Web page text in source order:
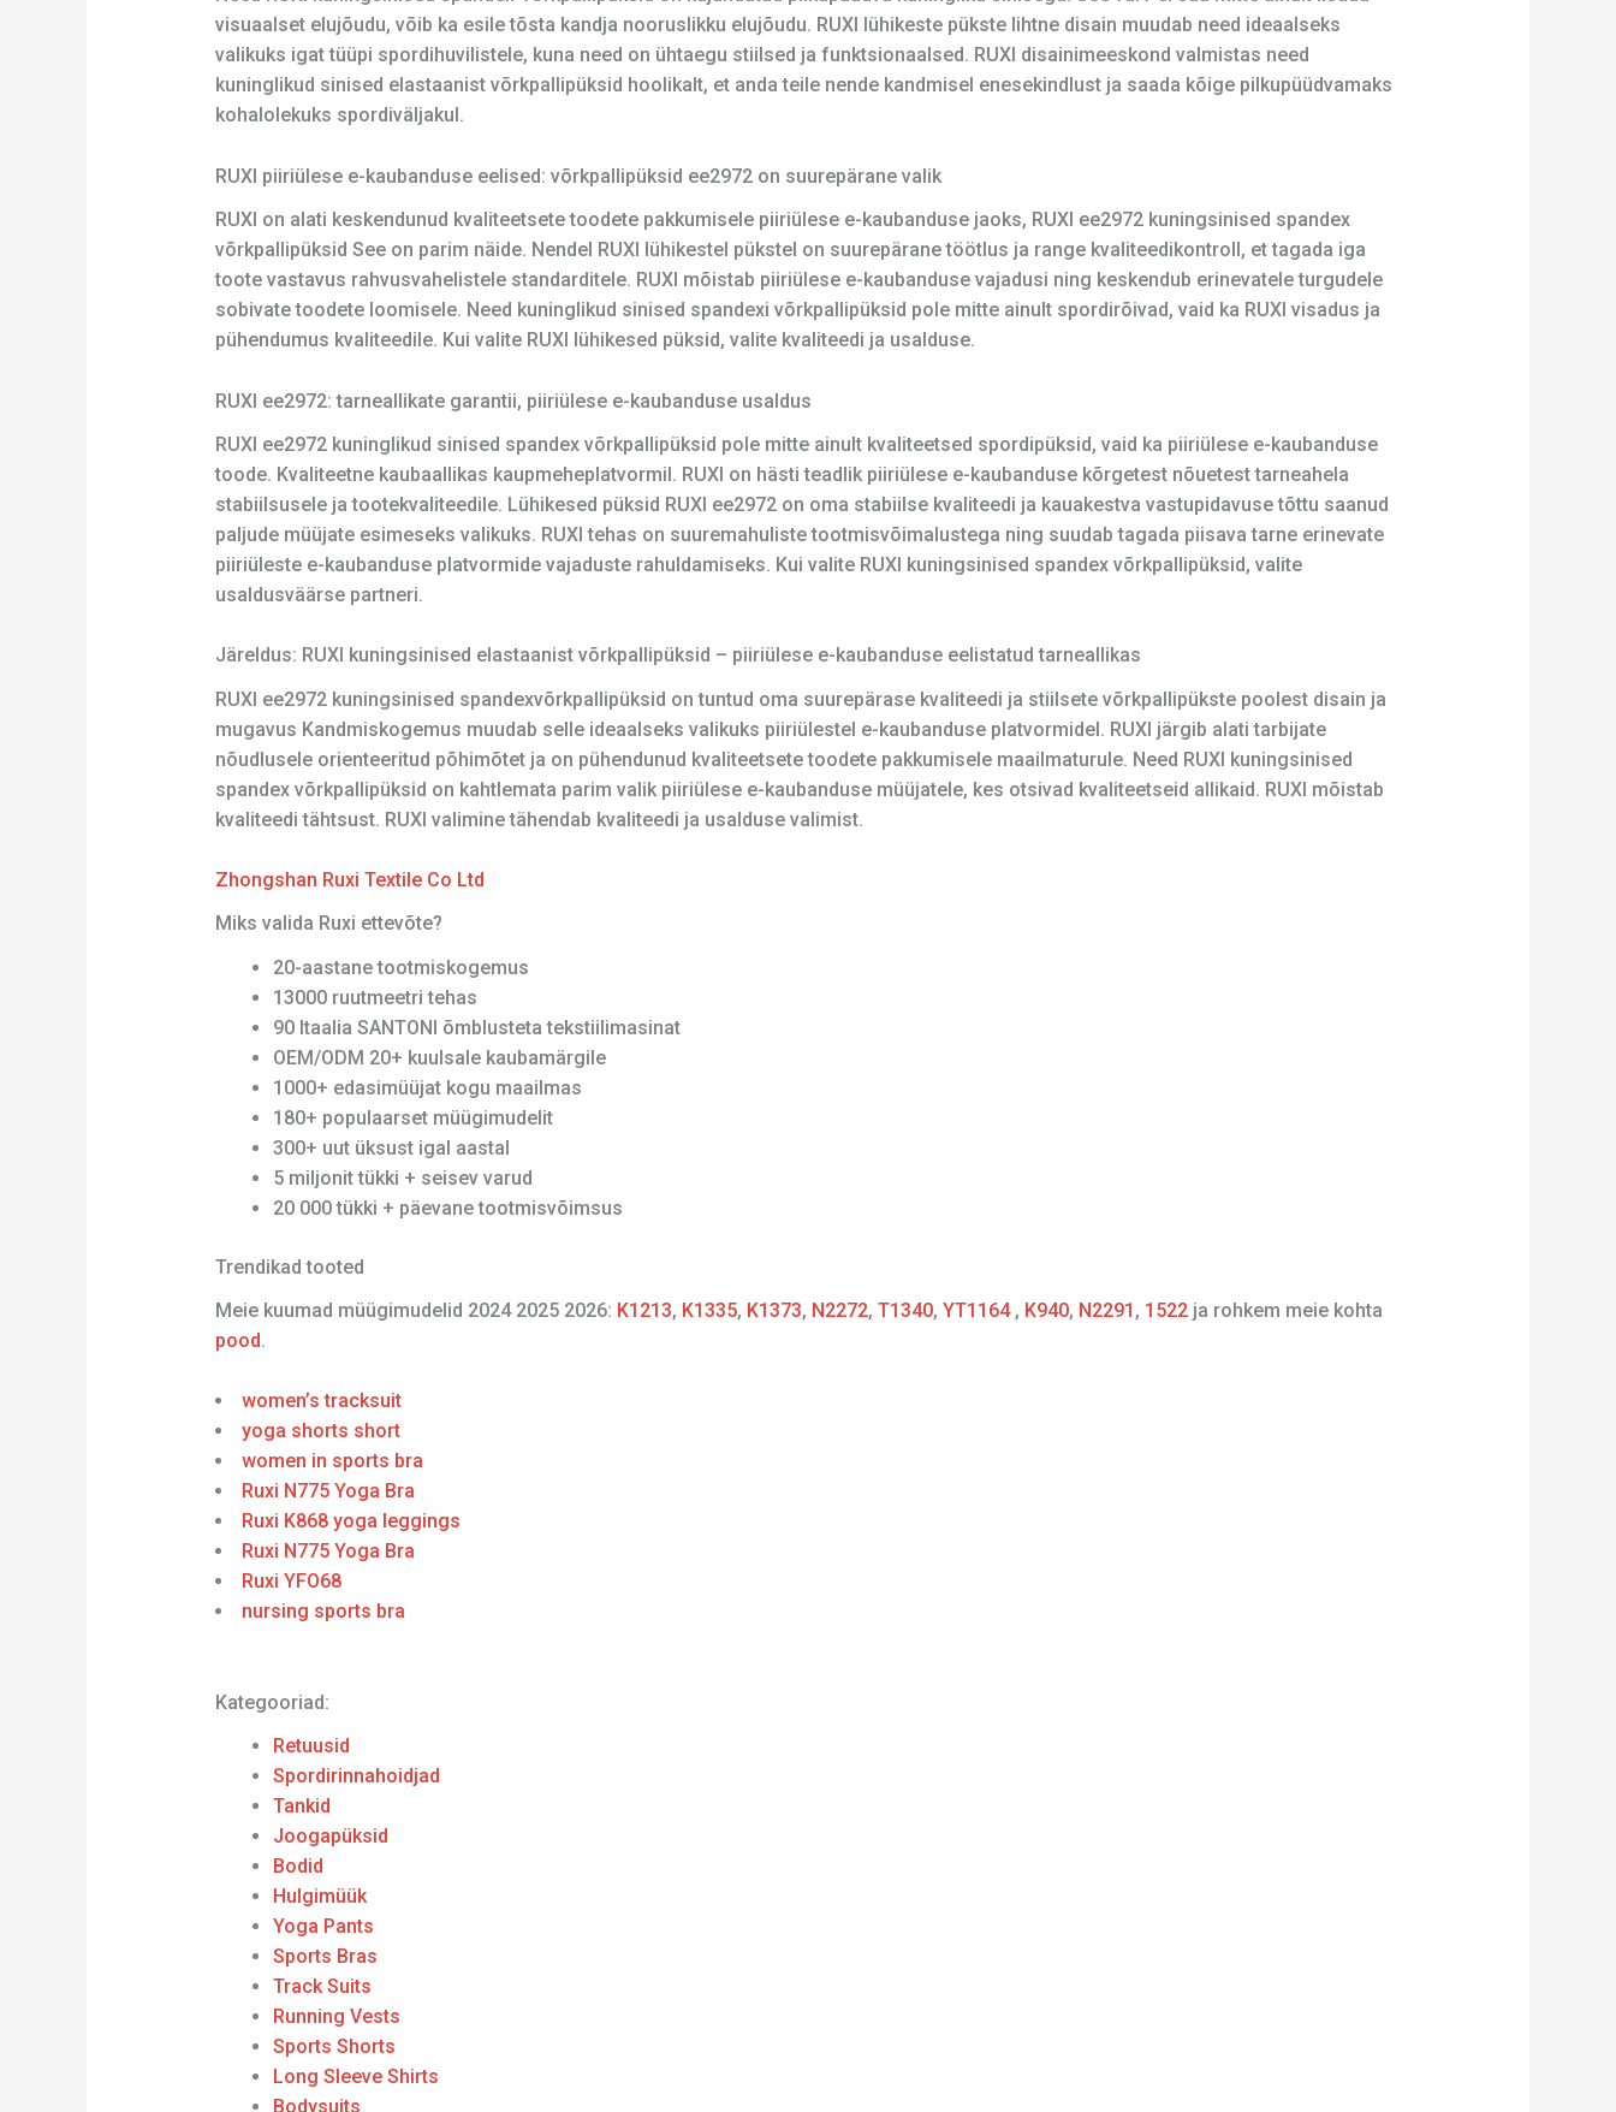
visuaalset elujõudu, võib ka esile tõsta kandja nooruslikku elujõudu. RUXI lühikeste pükste lihtne disain muudab need ideaalseks
valikuks igat tüüpi spordihuvilistele, kuna need on ühtaegu stiilsed ja funktsionaalsed. RUXI disainimeeskond valmistas need
kuninglikud sinised elastaanist võrkpallipüksid hoolikalt, et anda teile nende kandmisel enesekindlust ja saada kõige pilkupüüdvamaks
kohalolekuks spordiväljakul.
RUXI piiriülese e-kaubanduse eelised: võrkpallipüksid ee2972 on suurepärane valik
RUXI on alati keskendunud kvaliteetsete toodete pakkumisele piiriülese e-kaubanduse jaoks, RUXI ee2972 kuningsinised spandex
võrkpallipüksid See on parim näide. Nendel RUXI lühikestel pükstel on suurepärane töötlus ja range kvaliteedikontroll, et tagada iga
toote vastavus rahvusvahelistele standarditele. RUXI mõistab piiriülese e-kaubanduse vajadusi ning keskendub erinevatele turgudele
sobivate toodete loomisele. Need kuninglikud sinised spandexi võrkpallipüksid pole mitte ainult spordirõivad, vaid ka RUXI visadus ja
pühendumus kvaliteedile. Kui valite RUXI lühikesed püksid, valite kvaliteedi ja usalduse.
RUXI ee2972: tarneallikate garantii, piiriülese e-kaubanduse usaldus
RUXI ee2972 kuninglikud sinised spandex võrkpallipüksid pole mitte ainult kvaliteetsed spordipüksid, vaid ka piiriülese e-kaubanduse
toode. Kvaliteetne kaubaallikas kaupmeheplatvormil. RUXI on hästi teadlik piiriülese e-kaubanduse kõrgetest nõuetest tarneahela
stabiilsusele ja tootekvaliteedile. Lühikesed püksid RUXI ee2972 on oma stabiilse kvaliteedi ja kauakestva vastupidavuse tõttu saanud
paljude müüjate esimeseks valikuks. RUXI tehas on suuremahuliste tootmisvõimalustega ning suudab tagada piisava tarne erinevate
piiriüleste e-kaubanduse platvormide vajaduste rahuldamiseks. Kui valite RUXI kuningsinised spandex võrkpallipüksid, valite
usaldusväärse partneri.
Järeldus: RUXI kuningsinised elastaanist võrkpallipüksid – piiriülese e-kaubanduse eelistatud tarneallikas
RUXI ee2972 kuningsinised spandexvõrkpallipüksid on tuntud oma suurepärase kvaliteedi ja stiilsete võrkpallipükste poolest disain ja
mugavus Kandmiskogemus muudab selle ideaalseks valikuks piiriülestel e-kaubanduse platvormidel. RUXI järgib alati tarbijate
nõudlusele orienteeritud põhimõtet ja on pühendunud kvaliteetsete toodete pakkumisele maailmaturule. Need RUXI kuningsinised
spandex võrkpallipüksid on kahtlemata parim valik piiriülese e-kaubanduse müüjatele, kes otsivad kvaliteetseid allikaid. RUXI mõistab
kvaliteedi tähtsust. RUXI valimine tähendab kvaliteedi ja usalduse valimist.
Zhongshan Ruxi Textile Co Ltd
Miks valida Ruxi ettevõte?
20-aastane tootmiskogemus
13000 ruutmeetri tehas
90 Itaalia SANTONI õmblusteta tekstiilimasinat
OEM/ODM 20+ kuulsale kaubamärgile
1000+ edasimüüjat kogu maailmas
180+ populaarset müügimudelit
300+ uut üksust igal aastal
5 miljonit tükki + seisev varud
20 000 tükki + päevane tootmisvõimsus
Trendikad tooted
Meie kuumad müügimudelid 2024 2025 2026: K1213, K1335, K1373, N2272, T1340, YT1164, K940, N2291 , 1522 ja rohkem meie kohta
pood.
women’s tracksuit
yoga shorts short
women in sports bra
Ruxi N775 Yoga Bra
Ruxi K868 yoga leggings
Ruxi N775 Yoga Bra
Ruxi YFO68
nursing sports bra
Kategooriad:
Retuusid
Spordirinnahoidjad
Tankid
Joogapüksid
Bodid
Hulgimüük
Yoga Pants
Sports Bras
Track Suits
Running Vests
Sports Shorts
Long Sleeve Shirts
Bodysuits